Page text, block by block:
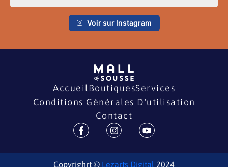
Voir sur Instagram
Accueil BoutiquesServices
Conditions Générales D'utilisation
Contact
Copyrighrt © Lezarts Digital 2024